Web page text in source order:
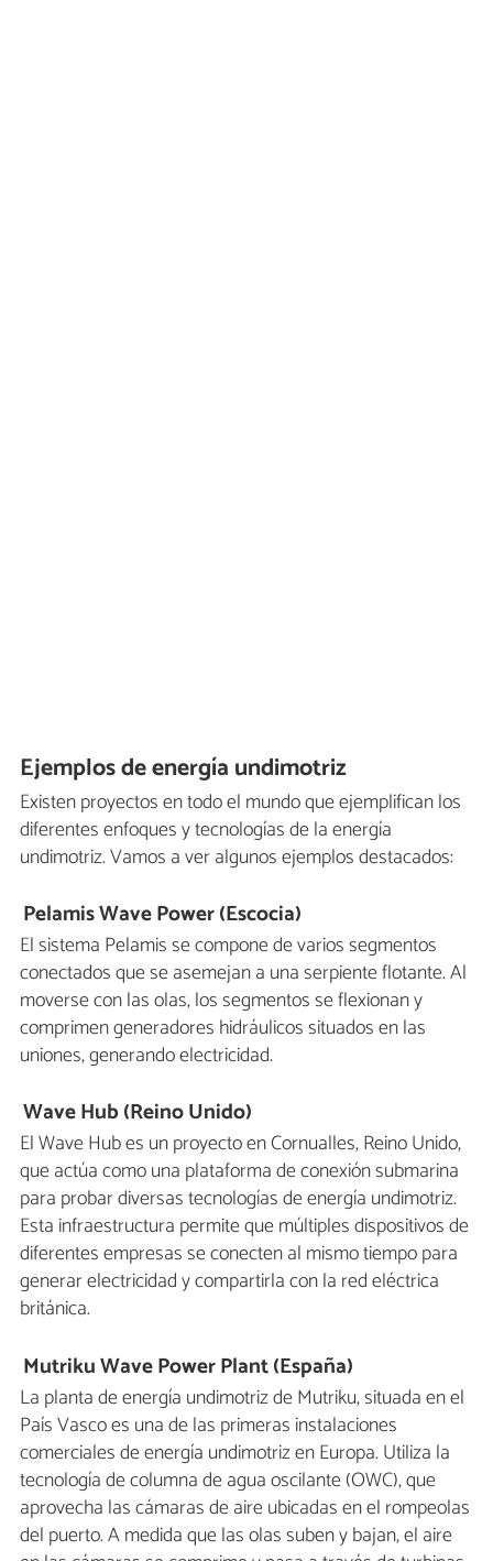
Ejemplos de energía undimotriz
Existen proyectos en todo el mundo que ejemplifican los
diferentes enfoques y tecnologías de la energía
undimotriz. Vamos a ver algunos ejemplos destacados:
Pelamis Wave Power (Escocia)
El sistema Pelamis se compone de varios segmentos
conectados que se asemejan a una serpiente flotante. Al
moverse con las olas, los segmentos se flexionan y
comprimen generadores hidráulicos situados en las
uniones, generando electricidad.
Wave Hub (Reino Unido)
El Wave Hub es un proyecto en Cornualles, Reino Unido,
que actúa como una plataforma de conexión submarina
para probar diversas tecnologías de energía undimotriz.
Esta infraestructura permite que múltiples dispositivos de
diferentes empresas se conecten al mismo tiempo para
generar electricidad y compartirla con la red eléctrica
británica.
Mutriku Wave Power Plant (España)
La planta de energía undimotriz de Mutriku, situada en el
País Vasco es una de las primeras instalaciones
comerciales de energía undimotriz en Europa. Utiliza la
tecnología de columna de agua oscilante (OWC), que
aprovecha las cámaras de aire ubicadas en el rompeolas
del puerto. A medida que las olas suben y bajan, el aire